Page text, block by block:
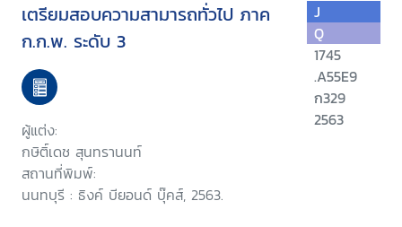
เตรียมสอบความสามารถทั่วไป ภาค
ก.ก.พ. ระดับ 3
ผู้แต่ง:
กษิติ์เดช สุนทรานนท์
สถานที่พิมพ์:
นนทบุรี : ธิงค์ บียอนด์ บุ๊คส์, 2563.
J
Q
1745
.A55E9
ก329
2563